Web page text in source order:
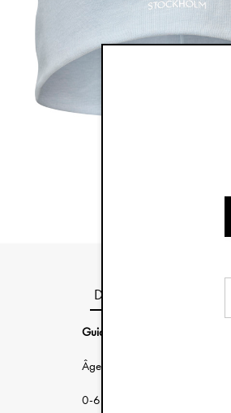
Description
Guide des tailles:
Âge:
0-6 mois 38-46